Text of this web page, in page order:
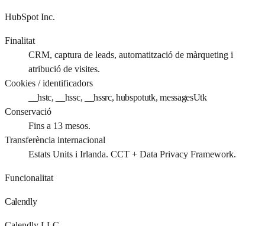
HubSpot Inc.
Finalitat
CRM, captura de leads, automatització de màrqueting i
atribució de visites.
Cookies / identificadors
__hstc, __hssc, __hssrc, hubspotutk, messagesUtk
Conservació
Fins a 13 mesos.
Transferència internacional
Estats Units i Irlanda. CCT + Data Privacy Framework.
Funcionalitat
Calendly